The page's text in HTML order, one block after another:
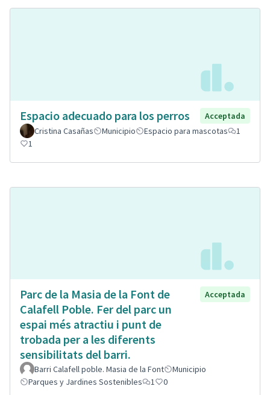
Espacio adecuado para los perros
Acceptada
Cristina Casañas
Municipio Espacio para mascotas
1
1
Parc de la Masia de la Font de
Calafell Poble. Fer del parc un
espai més atractiu i punt de
trobada per a les diferents
sensibilitats del barri.
Acceptada
Barri Calafell poble. Masia de la Font
Municipio
Parques y Jardines Sostenibles
1 0